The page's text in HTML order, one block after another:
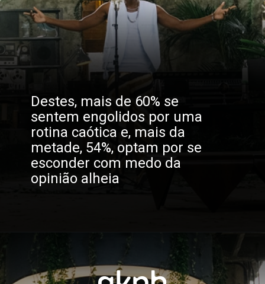
Destes, mais de 60% se
sentem engolidos por uma
rotina caótica e, mais da
metade, 54%, optam por se
esconder com medo da
opinião alheia